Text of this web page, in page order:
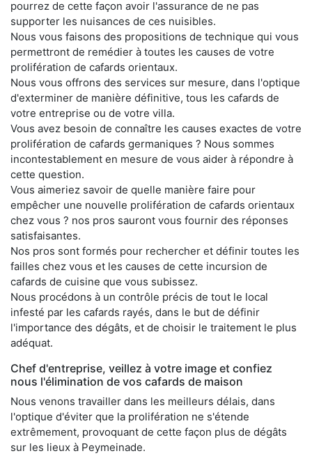
pourrez de cette façon avoir l'assurance de ne pas
supporter les nuisances de ces nuisibles.
Nous vous faisons des propositions de technique qui vous
permettront de remédier à toutes les causes de votre
prolifération de cafards orientaux.
Nous vous offrons des services sur mesure, dans l'optique
d'exterminer de manière définitive, tous les cafards de
votre entreprise ou de votre villa.
Vous avez besoin de connaître les causes exactes de votre
prolifération de cafards germaniques ? Nous sommes
incontestablement en mesure de vous aider à répondre à
cette question.
Vous aimeriez savoir de quelle manière faire pour
empêcher une nouvelle prolifération de cafards orientaux
chez vous ? nos pros sauront vous fournir des réponses
satisfaisantes.
Nos pros sont formés pour rechercher et définir toutes les
failles chez vous et les causes de cette incursion de
cafards de cuisine que vous subissez.
Nous procédons à un contrôle précis de tout le local
infesté par les cafards rayés, dans le but de définir
l'importance des dégâts, et de choisir le traitement le plus
adéquat.
Chef d'entreprise, veillez à votre image et confiez
nous l'élimination de vos cafards de maison
Nous venons travailler dans les meilleurs délais, dans
l'optique d'éviter que la prolifération ne s'étende
extrêmement, provoquant de cette façon plus de dégâts
sur les lieux à Peymeinade.